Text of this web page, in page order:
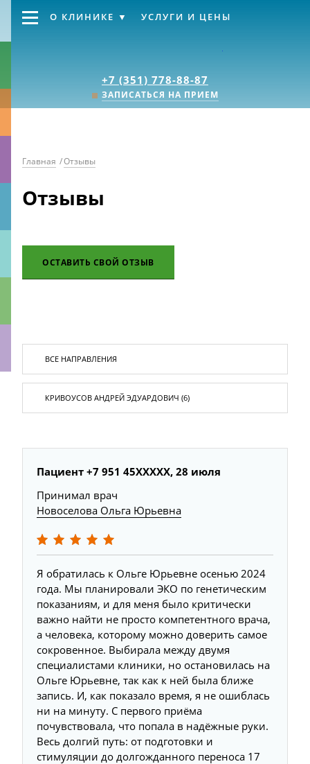
+7 (351) 778-88-87
ЗАПИСАТЬСЯ НА ПРИЕМ
О КЛИНИКЕ УСЛУГИ И ЦЕНЫ
Главная /Отзывы
Отзывы
ОСТАВИТЬ СВОЙ ОТЗЫВ
Пациент +7 951 45XXXXX, 28 июля
Принимал врач
Новоселова Ольга Юрьевна
Я обратилась к Ольге Юрьевне осенью 2024
года. Мы планировали ЭКО по генетическим
показаниям, и для меня было критически
важно найти не просто компетентного врача,
а человека, которому можно доверить самое
сокровенное. Выбирала между двумя
специалистами клиники, но остановилась на
Ольге Юрьевне, так как к ней была ближе
запись. И, как показало время, я не ошиблась
ни на минуту. С первого приёма
почувствовала, что попала в надёжные руки.
Весь долгий путь: от подготовки и
стимуляции до долгожданного переноса 17